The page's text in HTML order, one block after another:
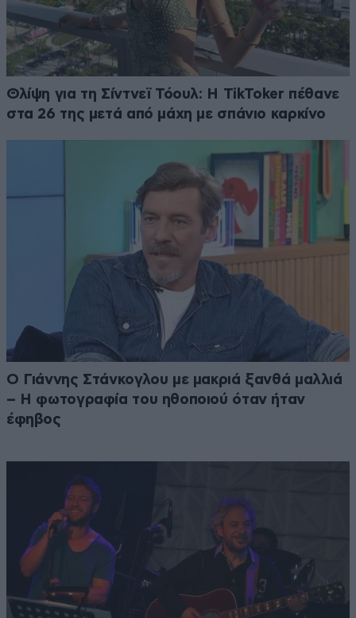
Θλίψη για τη Σίντνεϊ Τόουλ: Η TikToker πέθανε
στα 26 της μετά από μάχη με σπάνιο καρκίνο
Ο Γιάννης Στάνκογλου με μακριά ξανθά μαλλιά
– Η φωτογραφία του ηθοποιού όταν ήταν
έφηβος